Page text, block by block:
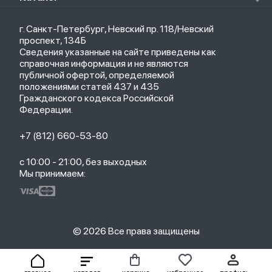
Товары для детей
Саундбары
Мониторы
ТВ-приставки
Рюкзаки
Кабели
Зарядные устройства
Политика конфиденциальности
Оплата и доставка
Партнерская программа
Гарантия
Обмен и возврат
Бонусы
Trade-in
Новые поступления
Популярное
Акции
г. Санкт-Петербург, Невский пр. 118/Невский
проспект, 134Б
Сведения указанные на сайте приведены как
справочная информация и не являются
публичной офертой, определяемой
положениями статей 437 и 435
Гражданского кодекса Российской
Федерации.
+7 (812) 660-53-80
с 10:00 - 21:00, без выходных
Мы принимаем:
© 2026 Все права защищены